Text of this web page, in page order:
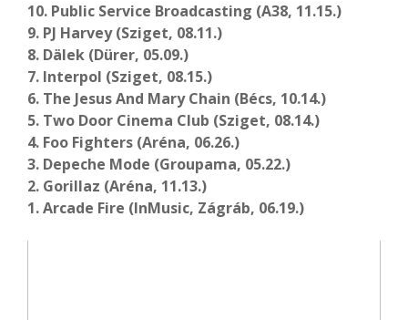
10. Public Service Broadcasting (A38, 11.15.)
9. PJ Harvey (Sziget, 08.11.)
8. Dälek (Dürer, 05.09.)
7. Interpol (Sziget, 08.15.)
6. The Jesus And Mary Chain (Bécs, 10.14.)
5. Two Door Cinema Club (Sziget, 08.14.)
4. Foo Fighters (Aréna, 06.26.)
3. Depeche Mode (Groupama, 05.22.)
2. Gorillaz (Aréna, 11.13.)
1. Arcade Fire (InMusic, Zágráb, 06.19.)